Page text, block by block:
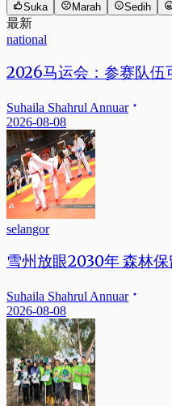
Suka Marah Sedih
最新
national
2026马运会：参赛队伍
Suhaila Shahrul Annuar
2026-08-08
selangor
雪州放眼2030年 森林
Suhaila Shahrul Annuar
2026-08-08